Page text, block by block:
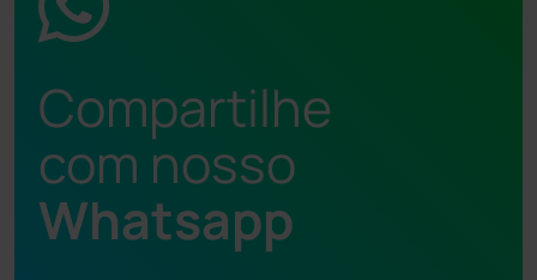
Compartilhe
com nosso
Whatsapp